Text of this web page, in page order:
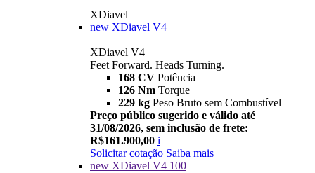
XDiavel
new XDiavel V4
XDiavel V4
Feet Forward. Heads Turning.
168 CV Potência
126 Nm Torque
229 kg Peso Bruto sem Combustível
Preço público sugerido e válido até
31/08/2026, sem inclusão de frete:
R$161.900,00 i
Solicitar cotação Saiba mais
new XDiavel V4 100